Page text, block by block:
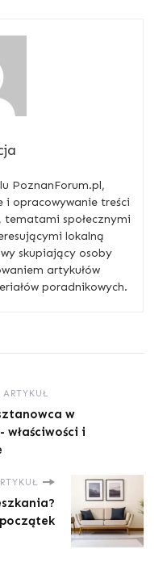
PoznanForum.pl,
opracowywanie treści
społecznymi
lokalną
skupiający osoby
artykułów
poradnikowych.
w
właściwości i